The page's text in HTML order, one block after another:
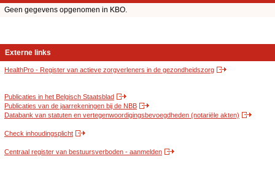
Geen gegevens opgenomen in KBO.
Externe links
HealthPro - Register van actieve zorgverleners in de gezondheidszorg
Publicaties in het Belgisch Staatsblad
Publicaties van de jaarrekeningen bij de NBB
Databank van statuten en vertegenwoordigingsbevoegdheden (notariële akten)
Check inhoudingsplicht
Centraal register van bestuursverboden - aanmelden